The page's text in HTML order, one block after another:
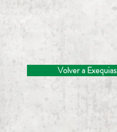
Volver a Exequias